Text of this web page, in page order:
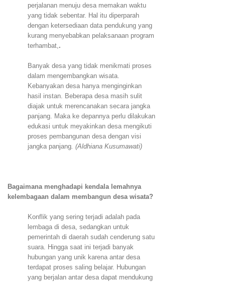
perjalanan menuju desa memakan waktu
yang tidak sebentar. Hal itu diperparah
dengan ketersediaan data pendukung yang
kurang menyebabkan pelaksanaan program
terhambat,.
Banyak desa yang tidak menikmati proses
dalam mengembangkan wisata.
Kebanyakan desa hanya menginginkan
hasil instan. Beberapa desa masih sulit
diajak untuk merencanakan secara jangka
panjang. Maka ke depannya perlu dilakukan
edukasi untuk meyakinkan desa mengikuti
proses pembangunan desa dengan visi
jangka panjang. (Aldhiana Kusumawati)
Bagaimana menghadapi kendala lemahnya
kelembagaan dalam membangun desa wisata?
Konflik yang sering terjadi adalah pada
lembaga di desa, sedangkan untuk
pemerintah di daerah sudah cenderung satu
suara. Hingga saat ini terjadi banyak
hubungan yang unik karena antar desa
terdapat proses saling belajar. Hubungan
yang berjalan antar desa dapat mendukung